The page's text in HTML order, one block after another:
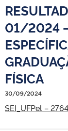
01/2024 –
FÍSICA
30/09/2024
SEI_UFPel –